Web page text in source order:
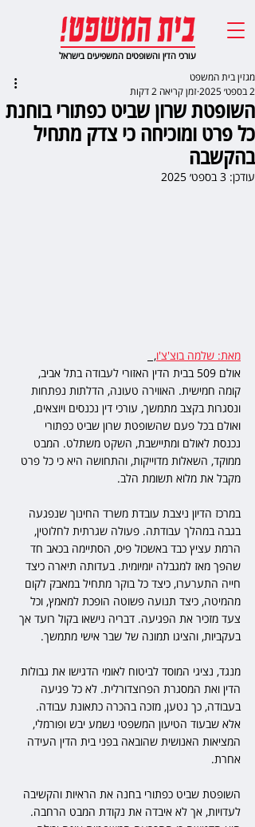
עורכי הדין והשופטים המשפיעים בישראל
השופטת שרון שביט כפתורי בוחנת
כל פרט ומוכיחה כי צדק מתחיל
בהקשבה
מגזין בית המשפט
2 בספט׳ 2025
זמן קריאה 2 דקות
עודכן: 3 בספט׳ 2025
מאת: שלמה בוצ'צ'ו,
אולם 509 בבית הדין האזורי לעבודה בתל אביב,
קומה חמישית. האווירה טעונה, הדלתות נפתחות
ונסגרות בקצב מתמשך, עורכי דין נכנסים ויוצאים,
ואולם בכל פעם שהשופטת שרון שביט כפתורי
נכנסת לאולם ומתיישבת, השקט משתלט. המבט
ממוקד, השאלות מדוייקות, והתחושה היא כי כל פרט
מקבל את מלוא תשומת הלב.
במרכז הדיון ניצבת עובדת משרד החינוך שנפגעה
בגבה במהלך עבודתה. פעולה שגרתית לחלוטין,
הרמת עציץ כבד באשכול פיס, הסתיימה בכאב חד
שהפך מאז למגבלה יומיומית. בעדותה תיארה כיצד
חייה התערערו, כיצד כל בוקר מתחיל במאבק לקום
מהמיטה, כיצד תנועה פשוטה הופכת למאמץ, וכל
צעד מזכיר את הפגיעה. דבריה נישאו בקול רועד אך
בעקביות, והציגו תמונה של שבר אישי מתמשך.
מנגד, נציגי המוסד לביטוח לאומי הדגישו את גבולות
הדין ואת המסגרת הפרוצדורלית. לא כל פגיעה
בעבודה, כך נטען, מזכה בהכרה כתאונת עבודה.
אלא שבעוד הטיעון המשפטי נשמע יבש ופורמלי,
המציאות האנושית שהובאה בפני בית הדין העידה
אחרת.
השופטת שביט כפתורי בחנה את הראיות והקשיבה
לעדויות, אך לא איבדה את נקודת המבט הרחבה.